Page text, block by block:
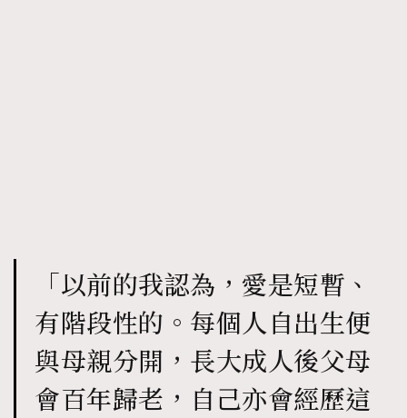
「以前的我認為，愛是短暫、
有階段性的。每個人自出生便
與母親分開，長大成人後父母
會百年歸老，自己亦會經歷這